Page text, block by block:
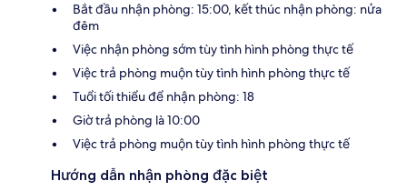
Bắt đầu nhận phòng: 15:00, kết thúc nhận phòng: nửa
đêm
Việc nhận phòng sớm tùy tình hình phòng thực tế
Việc trả phòng muộn tùy tình hình phòng thực tế
Tuổi tối thiểu để nhận phòng: 18
Giờ trả phòng là 10:00
Việc trả phòng muộn tùy tình hình phòng thực tế
Hướng dẫn nhận phòng đặc biệt